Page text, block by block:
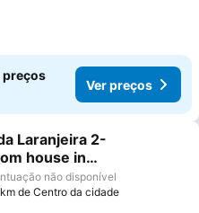
preços
Ver preços
aos favoritos
Laranjeira 2-
house in
Granjal perfect
stay
não disponível
de Centro da cidade